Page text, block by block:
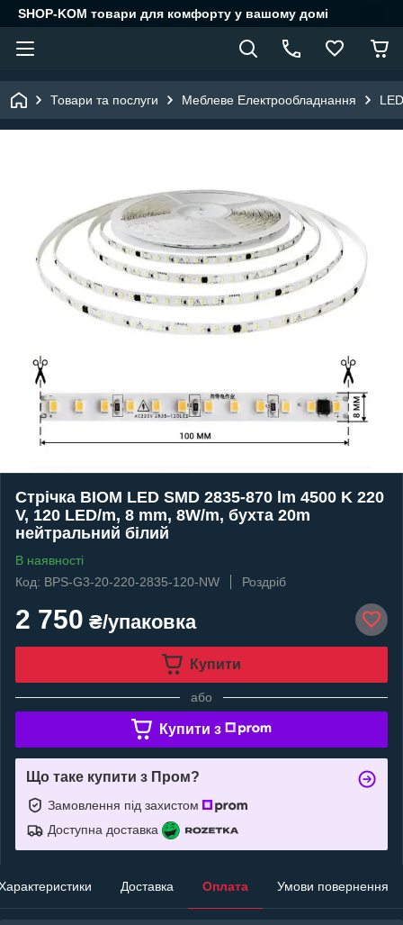
SHOP-KOM товари для комфорту у вашому домі
Товари та послуги Меблеве Електрообладнання
Стрічка BIOM LED SMD 2835-870 lm 4500 K 220
V, 120 LED/m, 8 mm, 8W/m, бухта 20m
нейтральний білий
В наявності
Код: BPS-G3-20-220-2835-120-NW
Роздріб
2 750 ₴/упаковка
Купити
або
Купити з
Що таке купити з Пром?
Замовлення під захистом
Доступна доставка
Доставка Оплата Умови повернення